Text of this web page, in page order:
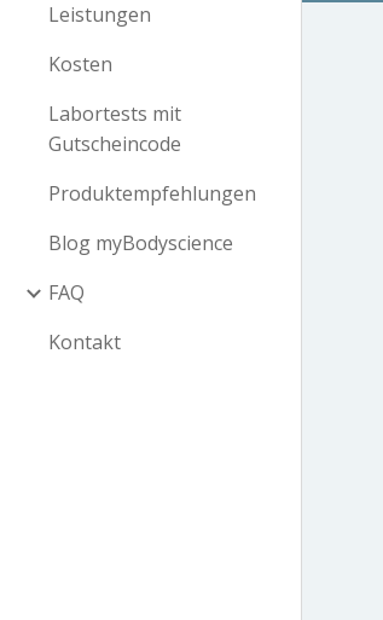
Leistungen
Kosten
Labortests mit
Gutscheincode
Produktempfehlungen
Blog myBodyscience
FAQ
Kontakt